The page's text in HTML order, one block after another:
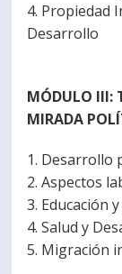
4. Propiedad
Desarrollo
MÓDULO III:
MIRADA
1. Desarrollo
2. Aspectos
3. Educación
4. Salud y
5. Migración